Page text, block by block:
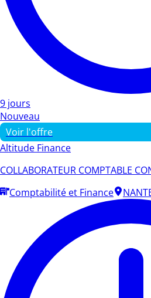
9 jours
Nouveau
Voir l'offre
Altitude Finance
COLLABORATEUR COMPTABLE
Comptabilité et Finance